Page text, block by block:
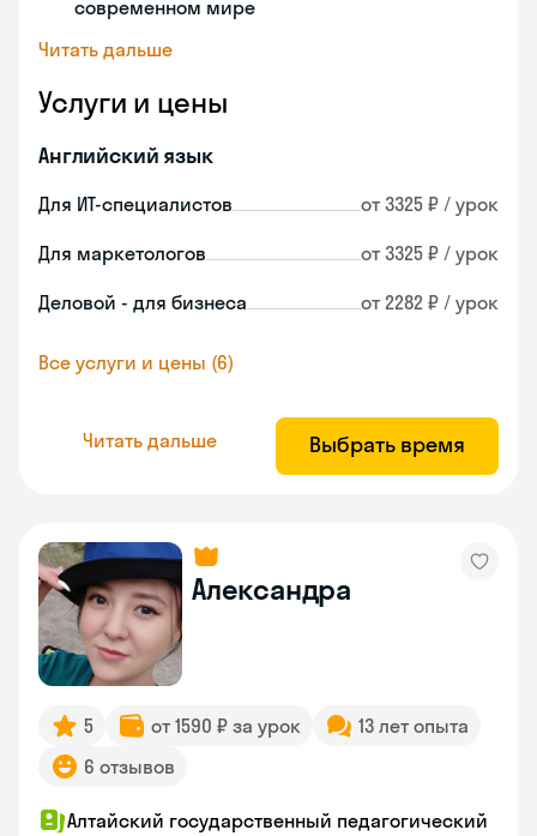
современном мире
Читать дальше
Услуги и цены
Английский язык
Для ИТ-специалистов от 3325 ₽ / урок
Для маркетологов от 3325 ₽ / урок
Деловой - для бизнеса от 2282 ₽ / урок
Все услуги и цены (6)
Читать дальше Выбрать время
Александра
5 от 1590 ₽ за урок
13 лет опыта
6 отзывов
Алтайский государственный педагогический